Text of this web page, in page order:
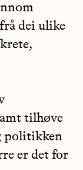
dei ulike
tilhøve
politikken
er det for